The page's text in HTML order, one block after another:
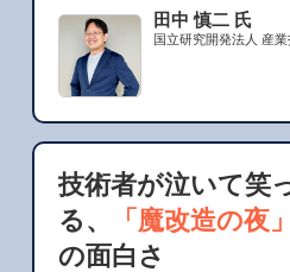
田中 慎二 氏
国立研究開発法人 産
技術者が泣いて笑
る、
「魔改造の夜」
の面白さ